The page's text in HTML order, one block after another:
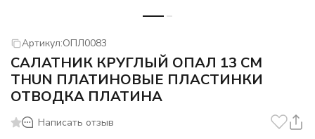
Артикул:ОПЛ0083
САЛАТНИК КРУГЛЫЙ ОПАЛ 13 СМ
THUN ПЛАТИНОВЫЕ ПЛАСТИНКИ
ОТВОДКА ПЛАТИНА
Написать отзыв